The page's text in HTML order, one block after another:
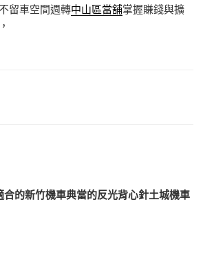
留車空間週轉中山區當舖掌握賺錢與擴
合的新竹機車典當的反光背心針土城機車